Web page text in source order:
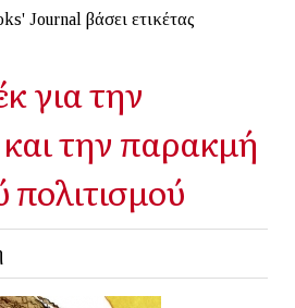
Journal βάσει ετικέτας
για την
την παρακμή
πολιτισμού